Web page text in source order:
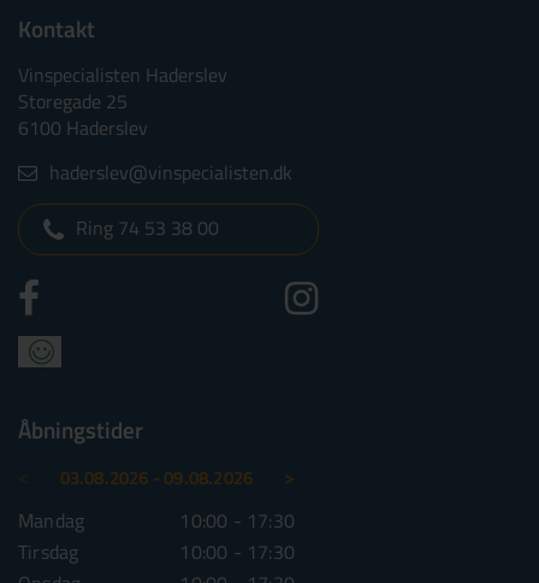
Kontakt
Vinspecialisten Haderslev
Storegade 25
6100 Haderslev
haderslev@vinspecialisten.dk
Ring 74 53 38 00
Åbningstider
>
03.08.2026 - 09.08.2026
Mandag
10:00 - 17:30
Tirsdag
10:00 - 17:30